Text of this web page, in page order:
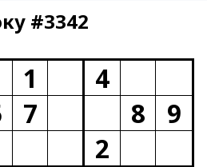
#3342
1
4
7 8
9
2